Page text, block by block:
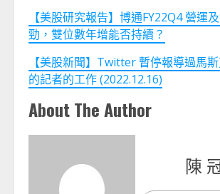
【美股研究報告】博通FY22Q4 營運
勁，雙位數年增能否持續？
【美股新聞】Twitter 暫停報導過馬
的記者的工作 (2022.12.16)
About The Author
陳